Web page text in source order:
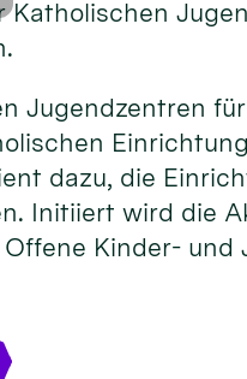
Jugendzentren
dazu, die
Initiiert wird die
Kinder- und